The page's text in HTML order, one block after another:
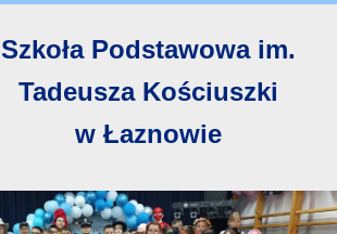
Szkoła Podstawowa im.
Tadeusza Kościuszki
w Łaznowie